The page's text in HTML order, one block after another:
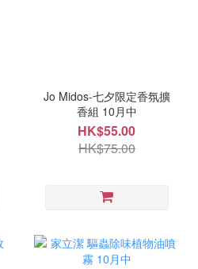
Jo Midos-七夕限定香氛擴
香組 10月中
HK$55.00
HK$75.00